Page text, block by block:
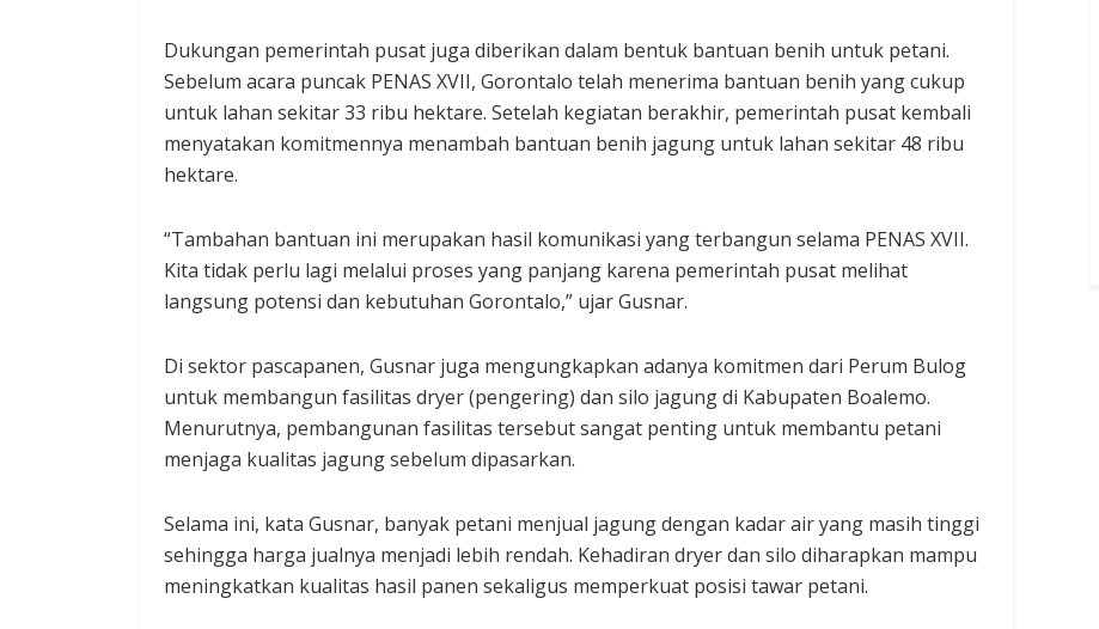
Dukungan pemerintah pusat juga diberikan dalam bentuk bantuan benih untuk petani.
Sebelum acara puncak PENAS XVII, Gorontalo telah menerima bantuan benih yang cukup
untuk lahan sekitar 33 ribu hektare. Setelah kegiatan berakhir, pemerintah pusat kembali
menyatakan komitmennya menambah bantuan benih jagung untuk lahan sekitar 48 ribu
hektare.
“Tambahan bantuan ini merupakan hasil komunikasi yang terbangun selama PENAS XVII.
Kita tidak perlu lagi melalui proses yang panjang karena pemerintah pusat melihat
langsung potensi dan kebutuhan Gorontalo,” ujar Gusnar.
Di sektor pascapanen, Gusnar juga mengungkapkan adanya komitmen dari Perum Bulog
untuk membangun fasilitas dryer (pengering) dan silo jagung di Kabupaten Boalemo.
Menurutnya, pembangunan fasilitas tersebut sangat penting untuk membantu petani
menjaga kualitas jagung sebelum dipasarkan.
Selama ini, kata Gusnar, banyak petani menjual jagung dengan kadar air yang masih tinggi
sehingga harga jualnya menjadi lebih rendah. Kehadiran dryer dan silo diharapkan mampu
meningkatkan kualitas hasil panen sekaligus memperkuat posisi tawar petani.